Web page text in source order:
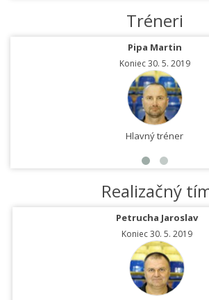
Tréneri
Pipa Martin
Koniec 30. 5. 2019
Hlavný tréner
Realizačný
Petrucha Jaroslav
Koniec 30. 5. 2019